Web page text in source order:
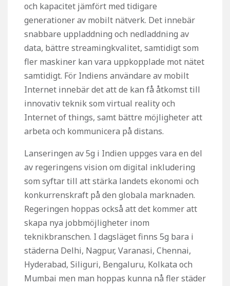
och kapacitet jämfört med tidigare
generationer av mobilt nätverk. Det innebär
snabbare uppladdning och nedladdning av
data, bättre streamingkvalitet, samtidigt som
fler maskiner kan vara uppkopplade mot nätet
samtidigt. För Indiens användare av mobilt
Internet innebär det att de kan få åtkomst till
innovativ teknik som virtual reality och
Internet of things, samt bättre möjligheter att
arbeta och kommunicera på distans.
Lanseringen av 5g i Indien uppges vara en del
av regeringens vision om digital inkludering
som syftar till att stärka landets ekonomi och
konkurrenskraft på den globala marknaden.
Regeringen hoppas också att det kommer att
skapa nya jobbmöjligheter inom
teknikbranschen. I dagsläget finns 5g bara i
städerna Delhi, Nagpur, Varanasi, Chennai,
Hyderabad, Siliguri, Bengaluru, Kolkata och
Mumbai men man hoppas kunna nå fler städer